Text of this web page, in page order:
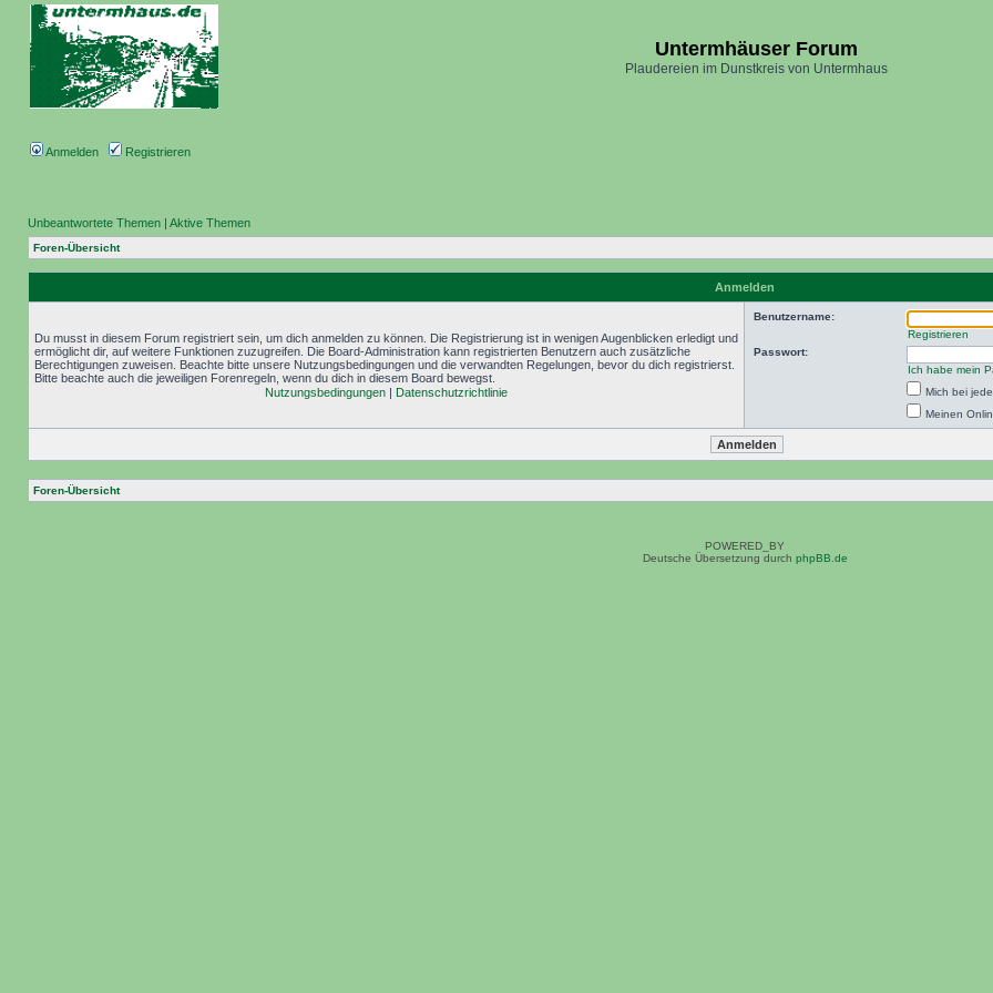
Untermhäuser Forum
Plaudereien im Dunstkreis von Untermhaus
Anmelden Registrieren
Unbeantwortete Themen | Aktive Themen
Foren-Übersicht
Anmelden
Du musst in diesem Forum registriert sein, um dich anmelden zu können. Die Registrierung ist in wenigen Augenblicken erledigt und
ermöglicht dir, auf weitere Funktionen zuzugreifen. Die Board-Administration kann registrierten Benutzern auch zusätzliche
Berechtigungen zuweisen. Beachte bitte unsere Nutzungsbedingungen und die verwandten Regelungen, bevor du dich registrierst.
Bitte beachte auch die jeweiligen Forenregeln, wenn du dich in diesem Board bewegst.
Nutzungsbedingungen | Datenschutzrichtlinie
Benutzername:
Registrieren
Passwort:
Ich habe mein
Mich bei
Meinen
Foren-Übersicht
POWERED_BY
Deutsche Übersetzung durch phpBB.de